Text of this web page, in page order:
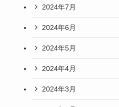
2024年7月
2024年6月
2024年5月
2024年4月
2024年3月